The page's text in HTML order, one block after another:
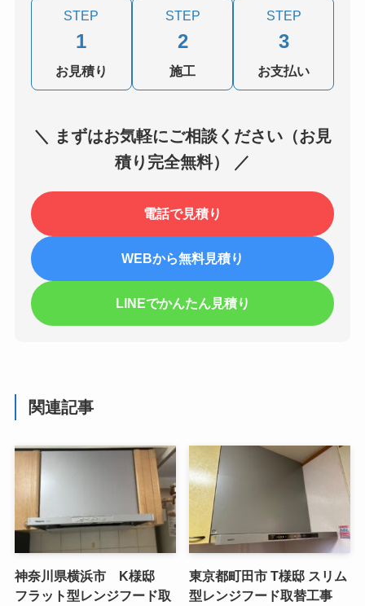
STEP
1
お見積り
STEP
2
施工
STEP
3
お支払い
＼ まずはお気軽にご相談ください（お見
積り完全無料） ／
電話で見積り
WEBから無料見積り
LINEでかんたん見積り
関連記事
神奈川県横浜市 K様邸
フラット型レンジフード取
東京都町田市 T様邸 スリム
型レンジフード取替工事